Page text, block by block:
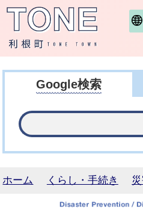
Google検索
ホーム くらし・手続き